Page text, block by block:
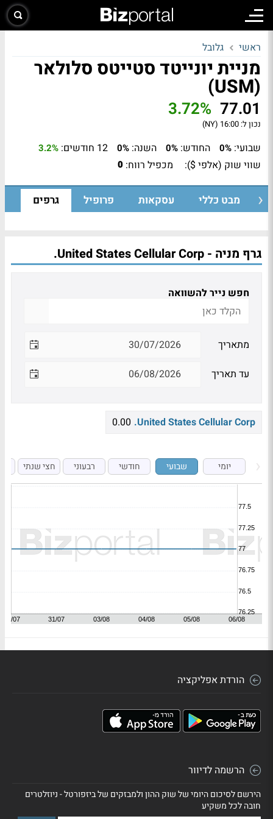
ראשי גלובל
מניית יונייטד סטייטס סלולאר
(USM)
77.01
3.72%
נכון ל: 16:00 (NY)
שבועי: 0% החודש: 0% השנה: 0% 12 חודשים: 3.2%
שווי שוק (אלפי $): מכפיל רווח: 0
מבט כללי עסקאות פרופיל גרפים
גרף מניה - United States Cellular Corp.
חפש נייר להשוואה
מתאריך
עד תאריך
United States Cellular Corp.
0.00
יומי שבועי חודשי רבעוני חצי שנתי
הורדת אפליקציה
הרשמה לדיוור
הירשם לסיכום היומי של שוק ההון ולמבזקים של ביזפורטל - ניוזלטרים
חובה לכל משקיע